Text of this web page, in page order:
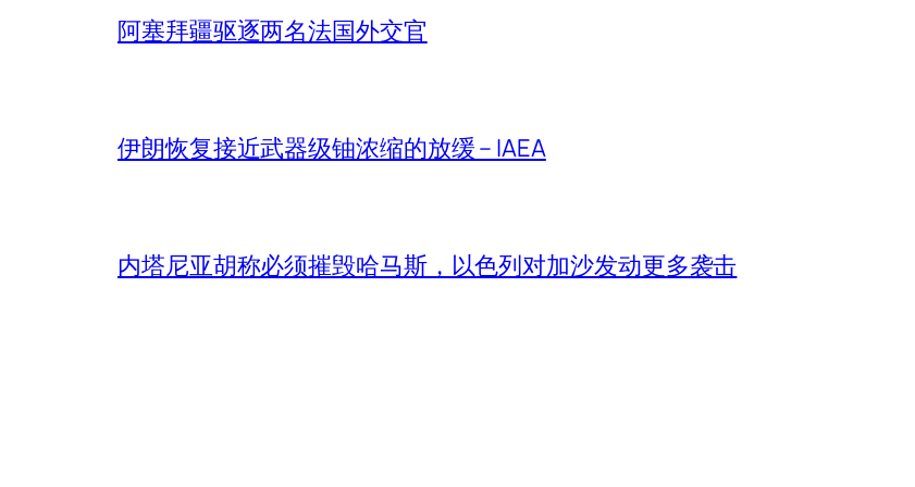
阿塞拜疆驱逐两名法国外交官
伊朗恢复接近武器级铀浓缩的放缓 – IAEA
内塔尼亚胡称必须摧毁哈马斯，以色列对加沙发动更多袭击